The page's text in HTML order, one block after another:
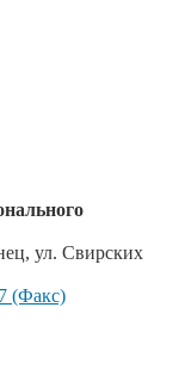
ул. Свирских
(Факс)